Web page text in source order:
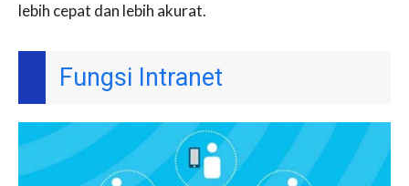
lebih cepat dan lebih akurat.
Fungsi Intranet